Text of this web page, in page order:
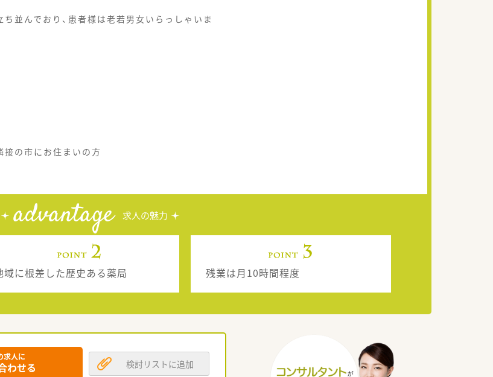
並んでおり、患者様は老若男女いらっしゃいま
の市にお住まいの方
advantage 求人の魅力
域に根差した歴史ある薬局 残業は月10時間程度
求人に
わせる 検討リストに追加